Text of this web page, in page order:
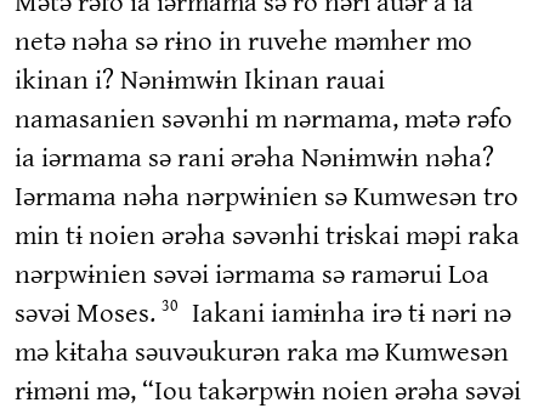
netə nəha sə rɨno in ruvehe məmher mo
ikinan i? Nənɨmwɨn Ikinan rauai
namasanien səvənhi m nərmama, mətə rəfo
ia iərmama sə rani ərəha Nənɨmwɨn nəha?
Iərmama nəha nərpwɨnien sə Kumwesən tro
min tɨ noien ərəha səvənhi trɨskai məpi raka
nərpwɨnien səvəi iərmama sə ramərui Loa
səvəi Moses. 30
Iakani iamɨnha irə tɨ nəri nə
mə kɨtaha səuvəukurən raka mə Kumwesən
rɨməni mə, “Iou takərpwɨn noien ərəha səvəi